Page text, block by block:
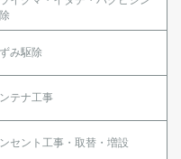
み駆除
テナ工事
セント工事・取替・増設